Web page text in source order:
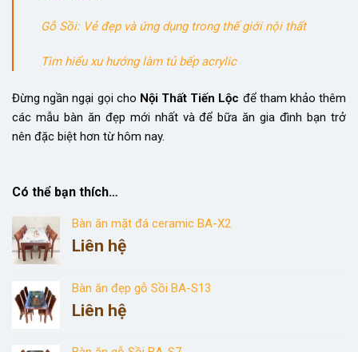
Gỗ Sồi: Vẻ đẹp và ứng dụng trong thế giới nội thất
Tìm hiểu xu hướng làm tủ bếp acrylic
Đừng ngần ngại gọi cho Nội Thất Tiến Lộc để tham khảo thêm
các mẫu bàn ăn đẹp mới nhất và để bữa ăn gia đình bạn trở
nên đặc biệt hơn từ hôm nay.
Có thể bạn thích…
Bàn ăn mặt đá ceramic BA-X2
Liên hệ
Bàn ăn đẹp gỗ Sồi BA-S13
Liên hệ